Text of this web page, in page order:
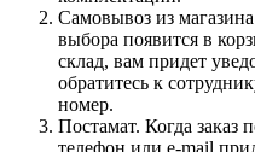
Самовывоз из
выбора появится в
склад, вам придет
обратитесь к
номер.
Постамат. Когда заказ
телефон или e-mail